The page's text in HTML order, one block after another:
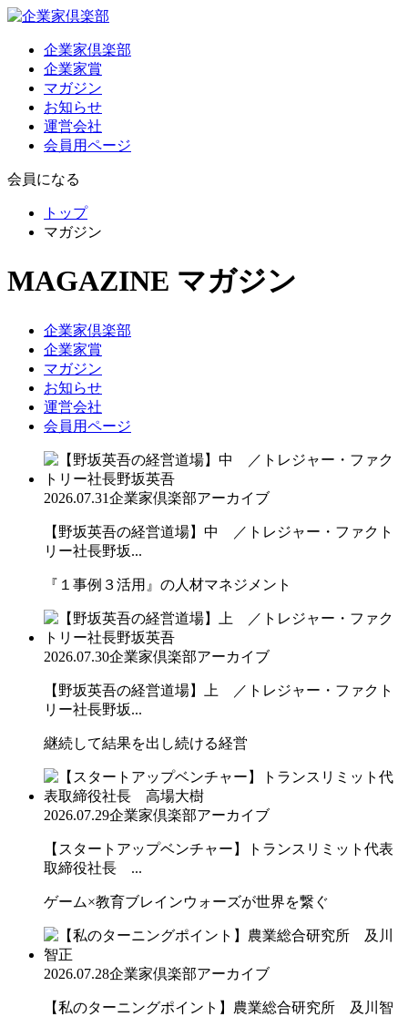
企業家倶楽部
企業家賞
マガジン
お知らせ
運営会社
会員用ページ
会員になる
トップ
マガジン
MAGAZINE マガジン
企業家倶楽部
企業家賞
マガジン
お知らせ
運営会社
会員用ページ
2026.07.31企業家倶楽部アーカイブ
【野坂英吾の経営道場】中 ／トレジャー・ファクト
リー社長野坂...
『１事例３活用』の人材マネジメント
2026.07.30企業家倶楽部アーカイブ
【野坂英吾の経営道場】上 ／トレジャー・ファクト
リー社長野坂...
継続して結果を出し続ける経営
2026.07.29企業家倶楽部アーカイブ
【スタートアップベンチャー】トランスリミット代表
取締役社長 ...
ゲーム×教育ブレインウォーズが世界を繋ぐ
2026.07.28企業家倶楽部アーカイブ
【私のターニングポイント】農業総合研究所 及川智